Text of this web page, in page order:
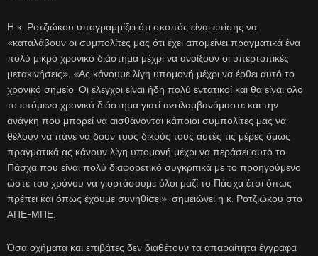
Η κ. Ροτζιώκου υπογραμμίζει ότι σκοπός είναι επίσης να
«καταλάβουν οι συμπολίτες μας ότι έχει απομείνει πραγματικά ένα
πολύ μικρό χρονικό διάστημα μέχρι να ανοίξουν οι υπερτοπικές
μετακινήσεις». «Ας κάνουμε λίγη υπομονή μέχρι να έρθει αυτό το
χρονικό σημείο. Οι έλεγχοι είναι ήδη πολύ εντατικοί και θα είναι όλο
το επόμενο χρονικό διάστημα γιατί αντιλαμβανόμαστε και την
ανάγκη που μπορεί να αισθάνονται κάποιοι συμπολίτες μας να
θέλουν να πάνε να δουν τους δικούς τους αυτές τις μέρες όμως
πραγματικά ας κάνουν λίγη υπομονή μέχρι να περάσει αυτό το
Πάσχα που είναι πολύ διαφορετικό συγκριτικά με το προηγούμενο
ώστε του χρόνου να γιορτάσουμε όλοι μαζί το Πάσχα έτσι όπως
πρέπει και όπως έχουμε συνηθίσει», σημειώνει η κ. Ροτζιώκου στο
ΑΠΕ-ΜΠΕ.
Όσα οχήματα και επιβάτες δεν διαθέτουν τα απαραίτητα έγγραφα